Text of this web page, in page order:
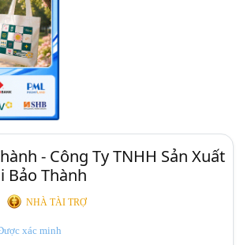
- Công Ty TNHH Sản Xuất
Bảo Thành
NHÀ TÀI TRỢ
xác minh